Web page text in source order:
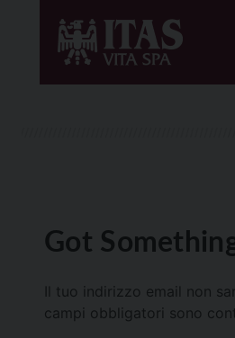
Got
Il tuo indirizzo email non
campi obbligatori sono